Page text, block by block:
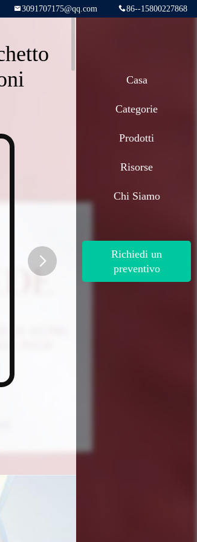
86--15800227868
3091707175@qq.com
Casa
Categorie
Prodotti
Risorse
Chi Siamo
Richiedi un
preventivo